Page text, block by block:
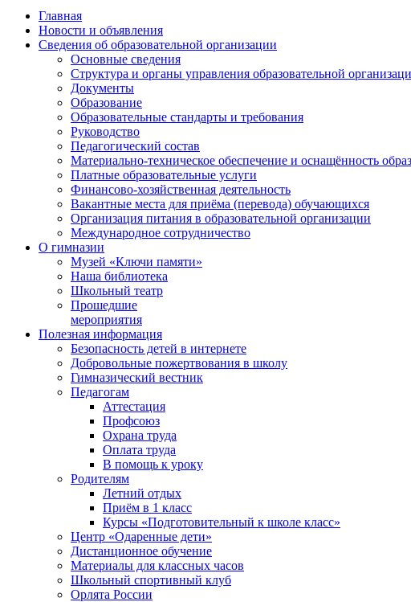
Главная
Новости и объявления
Сведения об образовательной­ организации
Основные сведения
Структура и органы управления образовательной
Документы
Образование
Образовательные стандарты и требования
Руководство
Педагогический состав
Материально-техническое обеспечение и оснащённость
Платные образовательные услуги
Финансово-хозяйственная деятельность
Вакантные места для приёма (перевода) обучающихся
Организация питания в образовательной организации
Международное сотрудничество
О гимназии
Музей «Ключи памяти»
Наша библиотека
Школьный театр
Прошедшие
мероприятия
Полезная информация
Безопасность детей в интернете
Добровольные пожертвования в школу
Гимназический вестник
Педагогам
Аттестация
Профсоюз
Охрана труда
Оплата труда
В помощь к уроку
Родителям
Летний отдых
Приём в 1 класс
Курсы «Подготовительный к школе класс»
Центр «Одаренные дети»
Дистанционное обучение
Материалы для классных часов
Школьный спортивный клуб
Орлята России